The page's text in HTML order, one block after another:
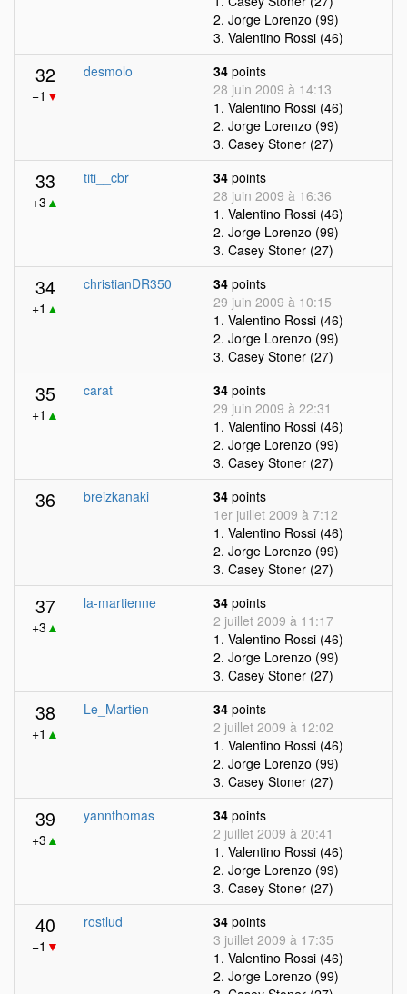
2. Jorge Lorenzo (99)
3. Valentino Rossi (46)
32
−1 ▼
desmolo 34 points
28 juin 2009 à 14:13
1. Valentino Rossi (46)
2. Jorge Lorenzo (99)
3. Casey Stoner (27)
33
+3 ▲
titi__cbr 34 points
28 juin 2009 à 16:36
1. Valentino Rossi (46)
2. Jorge Lorenzo (99)
3. Casey Stoner (27)
34
+1 ▲
christianDR350 34 points
29 juin 2009 à 10:15
1. Valentino Rossi (46)
2. Jorge Lorenzo (99)
3. Casey Stoner (27)
35
+1 ▲
carat 34 points
29 juin 2009 à 22:31
1. Valentino Rossi (46)
2. Jorge Lorenzo (99)
3. Casey Stoner (27)
36 breizkanaki 34 points
1er juillet 2009 à 7:12
1. Valentino Rossi (46)
2. Jorge Lorenzo (99)
3. Casey Stoner (27)
37
+3 ▲
la-martienne 34 points
2 juillet 2009 à 11:17
1. Valentino Rossi (46)
2. Jorge Lorenzo (99)
3. Casey Stoner (27)
38
+1 ▲
Le_Martien 34 points
2 juillet 2009 à 12:02
1. Valentino Rossi (46)
2. Jorge Lorenzo (99)
3. Casey Stoner (27)
39
+3 ▲
yannthomas 34 points
2 juillet 2009 à 20:41
1. Valentino Rossi (46)
2. Jorge Lorenzo (99)
3. Casey Stoner (27)
40
−1 ▼
rostlud 34 points
3 juillet 2009 à 17:35
1. Valentino Rossi (46)
2. Jorge Lorenzo (99)